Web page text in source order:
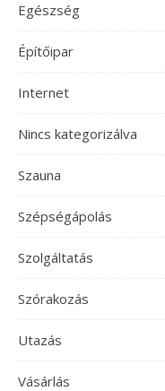
Egészség
Építőipar
Internet
Nincs kategorizálva
Szauna
Szépségápolás
Szolgáltatás
Szórakozás
Utazás
Vásárlás